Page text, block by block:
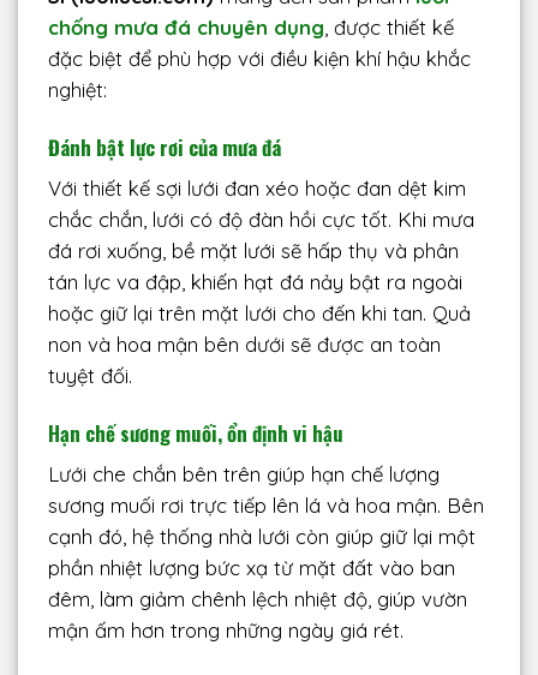
chống mưa đá chuyên dụng , được thiết kế
đặc biệt để phù hợp với điều kiện khí hậu khắc
nghiệt:
Đánh bật lực rơi của mưa đá
Với thiết kế sợi lưới đan xéo hoặc đan dệt kim
chắc chắn, lưới có độ đàn hồi cực tốt. Khi mưa
đá rơi xuống, bề mặt lưới sẽ hấp thụ và phân
tán lực va đập, khiến hạt đá nảy bật ra ngoài
hoặc giữ lại trên mặt lưới cho đến khi tan. Quả
non và hoa mận bên dưới sẽ được an toàn
tuyệt đối.
Hạn chế sương muối, ổn định vi hậu
Lưới che chắn bên trên giúp hạn chế lượng
sương muối rơi trực tiếp lên lá và hoa mận. Bên
cạnh đó, hệ thống nhà lưới còn giúp giữ lại một
phần nhiệt lượng bức xạ từ mặt đất vào ban
đêm, làm giảm chênh lệch nhiệt độ, giúp vườn
mận ấm hơn trong những ngày giá rét.